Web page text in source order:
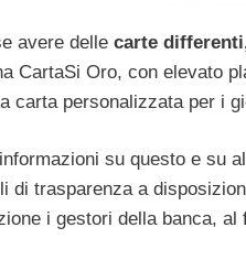
avere delle carte
CartaSi Oro, con elevato
carta personalizzata per i
su questo e su
di trasparenza a
i gestori della banca,